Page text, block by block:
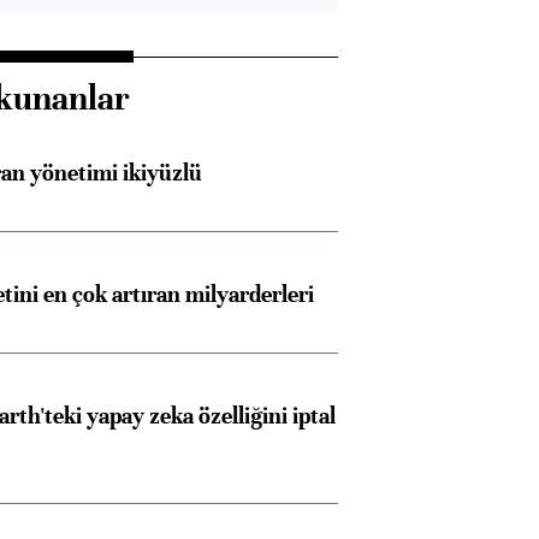
yönetimi ikiyüzlü
en çok artıran milyarderleri
yapay zeka özelliğini iptal